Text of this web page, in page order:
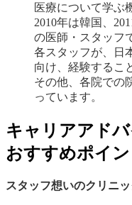
医療について学ぶ
2010年は韓国、
の医師・スタッフ
各スタッフが、日
向け、経験するこ
その他、各院での
っています。
キャリアアド
おすすめポイン
スタッフ想いのクリニッ